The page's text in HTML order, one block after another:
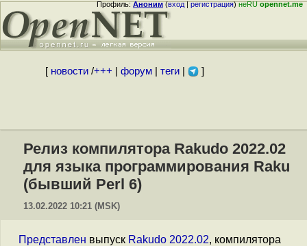
Профиль:Аноним(вход|регистрация)неRUopennet.me
[ новости/+++ форум| теги| ]
Релиз компилятора Rakudo 2022.02
для языка программирования Raku
(бывший Perl 6)
13.02.2022 10:21 (MSK)
Представлен выпуск Rakudo 2022.02, компилятора